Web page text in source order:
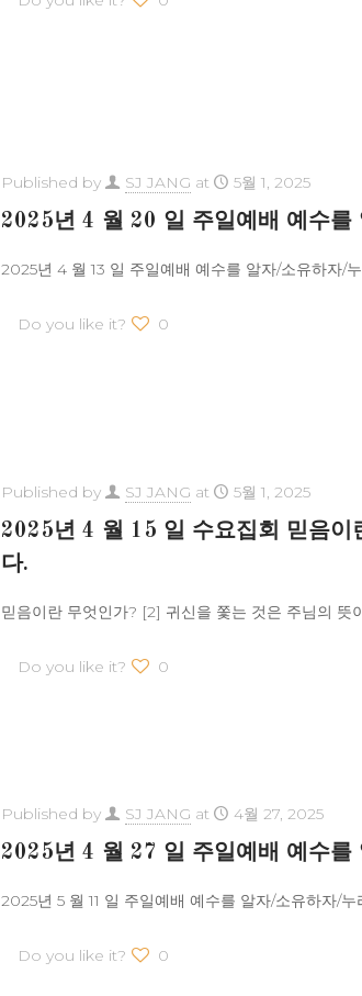
Published by SJ JANG at 5월 1, 2025
2025년 4 월 20 일 주일예배 예수
2025년 4 월 13 일 주일예배 예수를 알자/소유하자/
Do you like it? 0
Published by SJ JANG at 5월 1, 2025
2025년 4 월 15 일 수요집회 믿음이
다.
믿음이란 무엇인가? [2] 귀신을 쫓는 것은 주님의 뜻
Do you like it? 0
Published by SJ JANG at 4월 27, 2025
2025년 4 월 27 일 주일예배 예수를
2025년 5 월 11 일 주일예배 예수를 알자/소유하자/
Do you like it? 0